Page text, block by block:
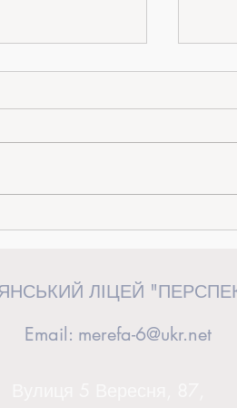
керівниця загону
ЛІЦЕЙ
Email: merefa-6@ukr.net